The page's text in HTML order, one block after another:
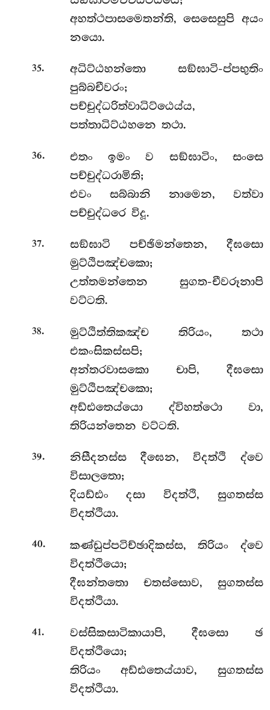
අහත්ථපාසමෙතන්ති, සෙසෙසුපි අයං
නයො.
35.
අධිට්ඨහන්තො සඞ්ඝාටි-ප්පභුතිං
පුබ්බචීවරං;
පච්චුද්ධරිත්වාධිට්ඨෙය්ය,
පත්තාධිට්ඨහනෙ තථා.
36. එතංඉමං ව සඞ්ඝාටිං, සංසෙ
පච්චුද්ධරාමිති;
එවං සබ්බානි නාමෙන, වත්වා
පච්චුද්ධරෙ විදූ.
37.
සඞ්ඝාටි පච්ඡිමන්තෙන, දීඝසො
මුට්ඨිපඤ්චකො;
උත්තමන්තෙන සුගත-චීවරූනාපි
වට්ටති.
38.
මුට්ඨිත්තිකඤ්ච තිරියං, තථා
එකංසිකස්සපි;
අන්තරවාසකො චාපි, දීඝසො
මුට්ඨිපඤ්චකො;
අඩ්ඪතෙය්යො ද්විහත්ථො වා,
තිරියන්තෙන වට්ටති.
39. නිසීදනස්සදීඝෙන, විදත්ථි ද්වෙ
විසාලතො;
දියඩ්ඪං දසා විදත්ථි, සුගතස්ස
විදත්ථියා.
40.
කණ්ඩුප්පටිච්ඡාදිකස්ස, තිරියං ද්වෙ
විදත්ථියො;
දීඝන්තතො චතස්සොව, සුගතස්ස
විදත්ථියා.
41.
වස්සිකසාටිකායාපි, දීඝසො ඡ
විදත්ථියො;
තිරියං අඩ්ඪතෙය්යාව, සුගතස්ස
විදත්ථියා.